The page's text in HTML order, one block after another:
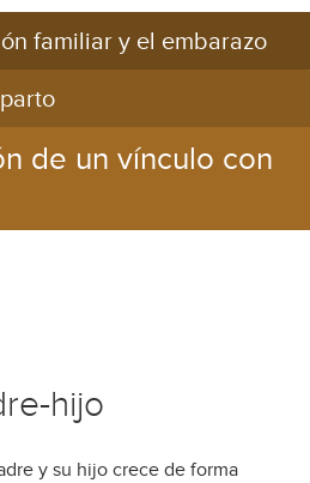
familiar y el embarazo
de un vínculo con
hijo
y su hijo crece de forma